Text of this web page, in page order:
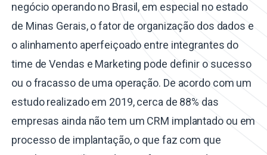
negócio operando no Brasil, em especial no estado
de Minas Gerais, o fator de organização dos dados e
o alinhamento aperfeiçoado entre integrantes do
time de Vendas e Marketing pode definir o sucesso
ou o fracasso de uma operação. De acordo com um
estudo realizado em 2019, cerca de 88% das
empresas ainda não tem um CRM implantado ou em
processo de implantação, o que faz com que